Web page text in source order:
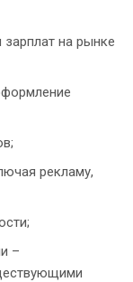
зарплат на рынке
рекламу,
–